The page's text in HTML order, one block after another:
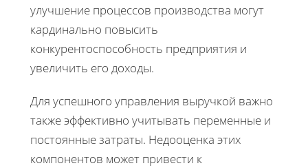
улучшение процессов производства могут
кардинально повысить
конкурентоспособность предприятия и
увеличить его доходы.
Для успешного управления выручкой важно
также эффективно учитывать переменные и
постоянные затраты. Недооценка этих
компонентов может привести к